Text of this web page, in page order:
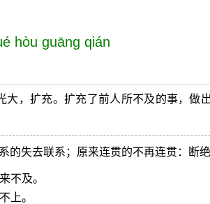
hòu guāng qián
大，扩充。扩充了前人所不及的事，做
的失去联系；原来连贯的不再连贯：断
不及。
上。